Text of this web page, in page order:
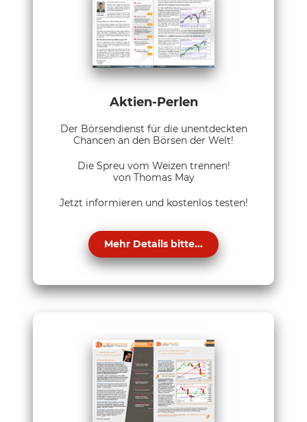
Aktien-Perlen
Der Börsendienst für die unentdeckten
Chancen an den Börsen der Welt!
Die Spreu vom Weizen trennen!
von Thomas May
Jetzt informieren und kostenlos testen!
Mehr Details bitte...